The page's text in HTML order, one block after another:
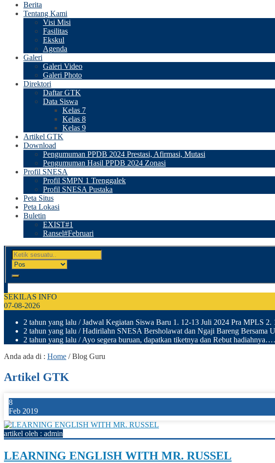
Berita
Tentang Kami
Visi Misi
Fasilitas
Ekskul
Agenda
Galeri
Galeri Video
Galeri Photo
Direktori
Daftar GTK
Data Siswa
Kelas 7
Kelas 8
Kelas 9
Artikel GTK
Download
Pengumuman PPDB 2024 Prestasi, Afirmasi, Mutasi
Pengumuman Hasil PPDB 2024 Zonasi
Profil SNESA
Profil SMPN 1 Trenggalek
Profil SNESA Pustaka
Peta Situs
Peta Lokasi
Buletin
EXIST#1
Ransel#Februari
SEKILAS INFO
07-08-2026
2 tahun yang lalu / Jadwal Kegiatan Siswa Baru 1. 12-13 Juli 2024 Pra MPLS
2 tahun yang lalu / Hadirilahn SNESA Bersholawat dan Ngaji Bareng
2 tahun yang lalu / Ayo segera buruan, dapatkan tiketnya dan Rebut
Anda ada di : Home /Blog Guru
Artikel GTK
8
Feb 2019
artikel oleh : admin
LEARNING ENGLISH WITH MR. RUSSEL